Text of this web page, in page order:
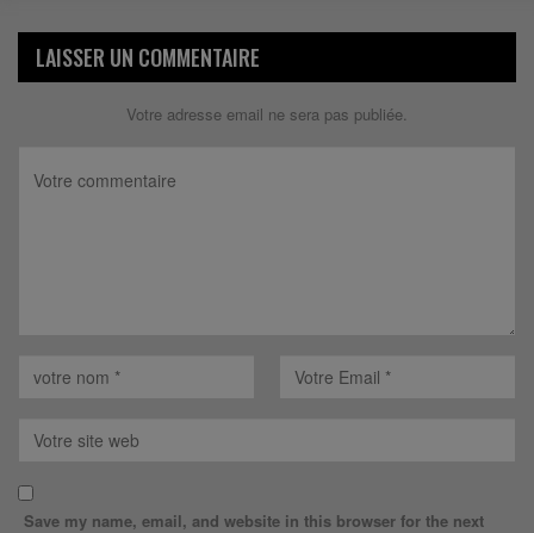
LAISSER UN COMMENTAIRE
Votre adresse email ne sera pas publiée.
Save my name, email, and website in this browser for the next